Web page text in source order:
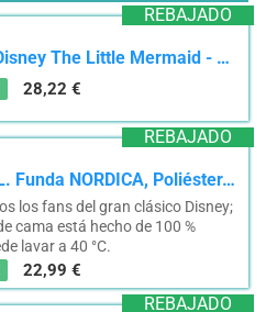
REBAJADO
Jerry Fabrics Disney The Little Mermaid - Juego de edredón y Almohada Individual | Juegos de Cama...
28,22 €
REBAJADO
AYMAX S.P.R.L. Funda NORDICA, Poliéster, Morado, 140x200
los fans del gran clásico Disney;
cama está hecho de 100 %
lavar a 40 °C.
22,99 €
REBAJADO